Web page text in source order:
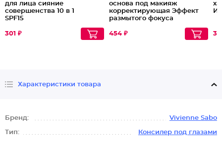
для лица сияние
совершенства 10 в 1
SPF15
301 ₽
основа под макияж
корректирующая Эффект
размытого фокуса
454 ₽
Характеристики товара
Бренд: Vivienne Sabo
Тип: Консилер под глазами